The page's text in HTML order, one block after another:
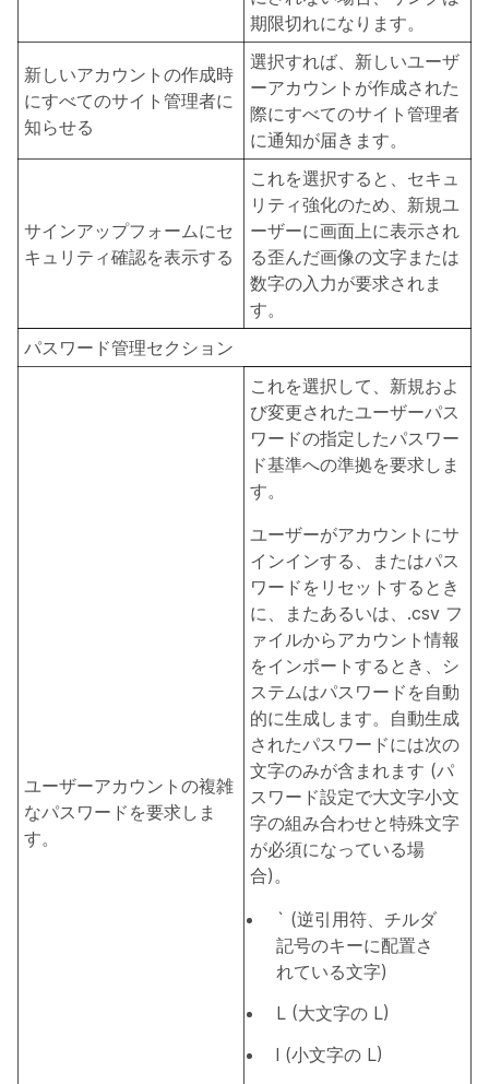
期限切れになります。
新しいアカウントの作成時
にすべてのサイト管理者に
知らせる
選択すれば、新しいユーザ
ーアカウントが作成された
際にすべてのサイト管理者
に通知が届きます。
サインアップフォームにセ
キュリティ確認を表示する
これを選択すると、セキュ
リティ強化のため、新規ユ
ーザーに画面上に表示され
る歪んだ画像の文字または
数字の入力が要求されま
す。
パスワード管理セクション
ユーザーアカウントの複雑
なパスワードを要求しま
す。
これを選択して、新規およ
び変更されたユーザーパス
ワードの指定したパスワー
ド基準への準拠を要求しま
す。
ユーザーがアカウントにサ
インインする、またはパス
ワードをリセットするとき
に、またあるいは、.csv フ
ァイルからアカウント情報
をインポートするとき、シ
ステムはパスワードを自動
的に生成します。自動生成
されたパスワードには次の
文字のみが含まれます (パ
スワード設定で大文字小文
字の組み合わせと特殊文字
が必須になっている場
合)。
` (逆引用符、チルダ
記号のキーに配置さ
れている文字)
L (大文字の L)
l (小文字の L)